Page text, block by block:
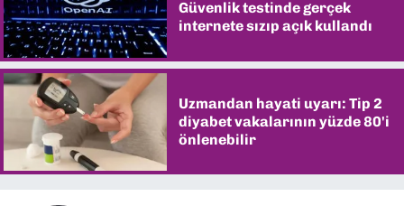
Güvenlik testinde gerçek
internete sızıp açık kullandı
Uzmandan hayati uyarı: Tip 2
diyabet vakalarının yüzde 80'i
önlenebilir